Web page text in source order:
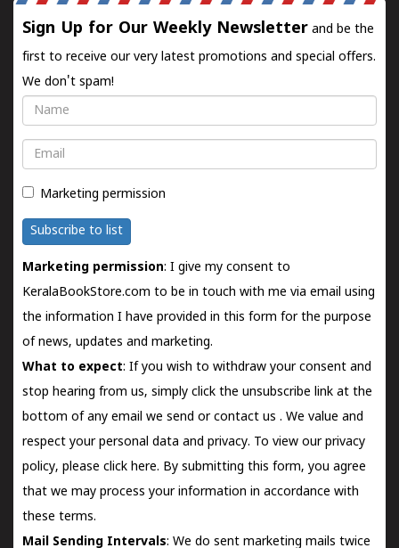
Sign Up for Our Weekly Newsletter and be the
first to receive our very latest promotions and special offers.
We don't spam!
Name
Email
Marketing permission
Subscribe to list
Marketing permission: I give my consent to
KeralaBookStore.com to be in touch with me via email using
the information I have provided in this form for the purpose
of news, updates and marketing.
What to expect: If you wish to withdraw your consent and
stop hearing from us, simply click the unsubscribe link at the
bottom of any email we send orcontact us . We value and
respect your personal data and privacy. To view our privacy
policy, please click here. By submitting this form, you agree
that we may process your information in accordance with
these terms.
Mail Sending Intervals: We do sent marketing mails twice